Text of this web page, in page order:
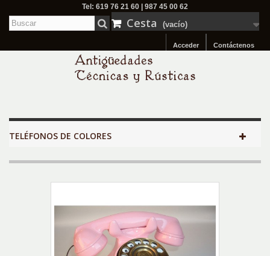
Tel: 619 76 21 60 | 987 45 00 62
Cesta (vacío)
Contáctenos
Acceder
TELÉFONOS DE COLORES